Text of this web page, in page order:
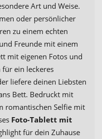
Art und Weise.
oder persönlicher
zu einem echten
Freunde mit einem
mit eigenen Fotos und
ein leckeres
liefere deinen Liebsten
Bett. Bedruckt mit
romantischen Selfie mit
Foto-Tablett mit
für dein Zuhause